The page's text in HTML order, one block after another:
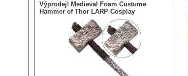
Výprodej! Medieval Foam Custume
Hammer of Thor LARP Cosplay